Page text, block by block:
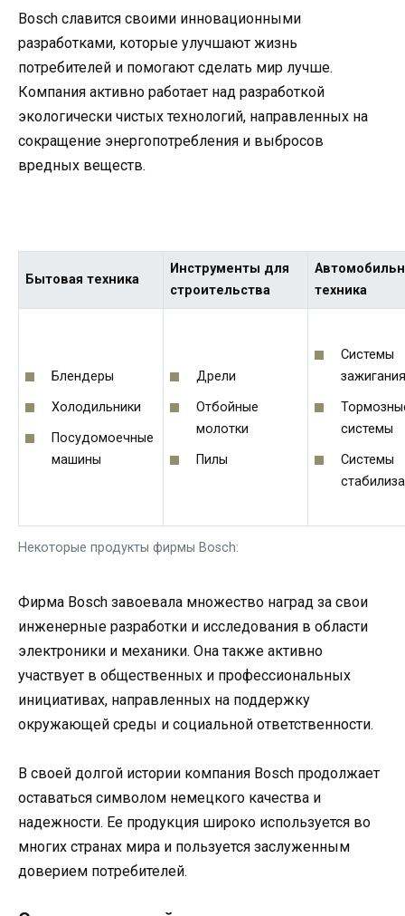
Bosch славится своими инновационными
разработками, которые улучшают жизнь
потребителей и помогают сделать мир лучше.
Компания активно работает над разработкой
экологически чистых технологий, направленных на
сокращение энергопотребления и выбросов
вредных веществ.
Некоторые продукты фирмы Bosch:
Бытовая техника
Инструменты для
строительства
техника
Блендеры
Холодильники
Посудомоечные
машины
Дрели
Отбойные
молотки
Пилы
Системы
зажигания
системы
Системы
Фирма Bosch завоевала множество наград за свои
инженерные разработки и исследования в области
электроники и механики. Она также активно
участвует в общественных и профессиональных
инициативах, направленных на поддержку
окружающей среды и социальной ответственности.
В своей долгой истории компания Bosch продолжает
оставаться символом немецкого качества и
надежности. Ее продукция широко используется во
многих странах мира и пользуется заслуженным
доверием потребителей.